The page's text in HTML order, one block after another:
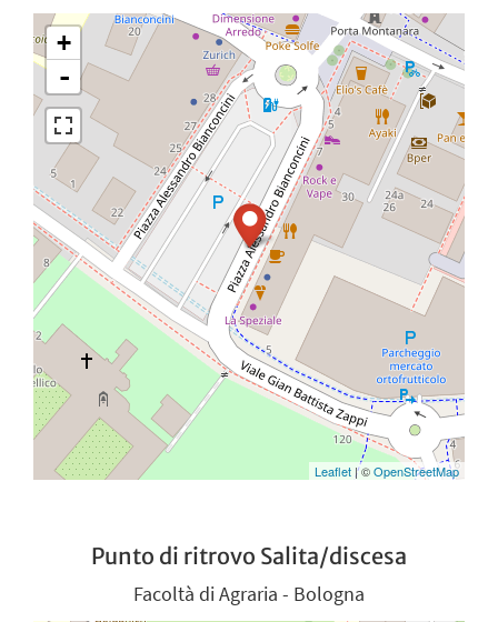
+
-
Leaflet | ©OpenStreetMap
Punto di ritrovo Salita/discesa
Facoltà di Agraria - Bologna